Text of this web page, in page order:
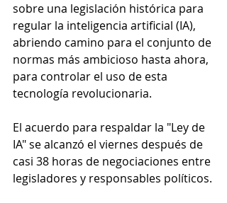
sobre una legislación histórica para
regular la inteligencia artificial (IA),
abriendo camino para el conjunto de
normas más ambicioso hasta ahora,
para controlar el uso de esta
tecnología revolucionaria.
El acuerdo para respaldar la "Ley de
IA" se alcanzó el viernes después de
casi 38 horas de negociaciones entre
legisladores y responsables políticos.